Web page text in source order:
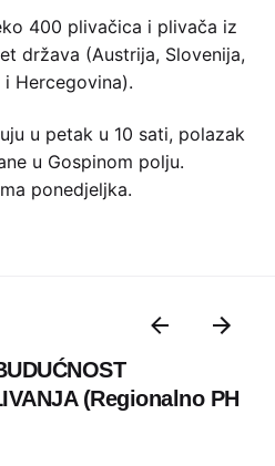
400 plivačica i plivača iz
država (Austrija, Slovenija,
Hercegovina).
u petak u 10 sati, polazak
u Gospinom polju.
ponedjeljka.
(Regionalno PH